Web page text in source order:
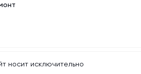
носит исключительно